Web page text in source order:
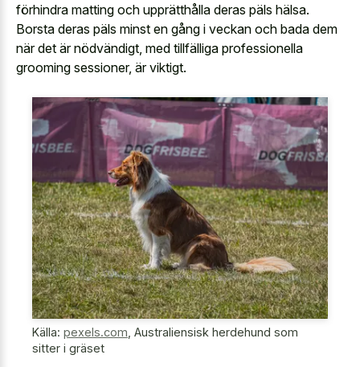
förhindra matting och upprätthålla deras päls hälsa.
Borsta deras päls minst en gång i veckan och bada dem
när det är nödvändigt, med tillfälliga professionella
grooming sessioner, är viktigt.
Källa: pexels.com Australiensisk herdehund som
sitter i gräset